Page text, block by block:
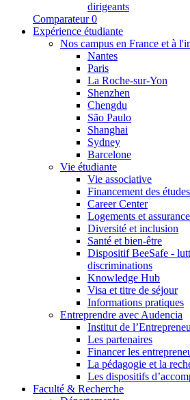
dirigeants
Comparateur 0
Expérience étudiante
Nos campus en France et à
Nantes
Paris
La Roche-sur-Yon
Shenzhen
Chengdu
São Paulo
Shanghai
Sydney
Barcelone
Vie étudiante
Vie associative
Financement des études
Career Center
Logements et
Diversité et inclusion
Santé et bien-être
Dispositif BeeSafe -
discriminations
Knowledge Hub
Visa et titre de séjour
Informations pratiques
Entreprendre avec Audencia
Institut de
Les partenaires
Financer les
La pédagogie et la
Les dispositifs
Faculté & Recherche